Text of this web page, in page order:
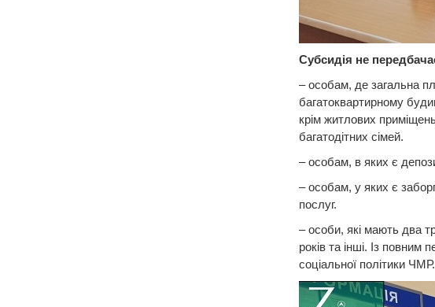
Субсидія не
– особам, де загальна
багатоквартирному
крім житлових
багатодітних сімей.
– особам, в яких є
– особам, у яких є
послуг.
– особи, які мають два
років та інші. Із повним
соціальної політики ЧМР.